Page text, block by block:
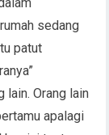
sedang
patut
lain. Orang lain
apalagi